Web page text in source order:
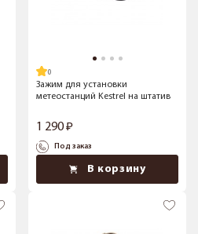
Зажим для установки
метеостанций Kestrel на штатив
1 290
Под заказ
В корзину